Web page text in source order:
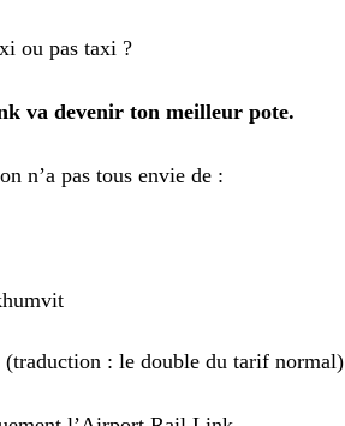
ou pas taxi ?
va devenir ton meilleur pote.
n’a pas tous envie de :
(traduction : le double du tarif normal)